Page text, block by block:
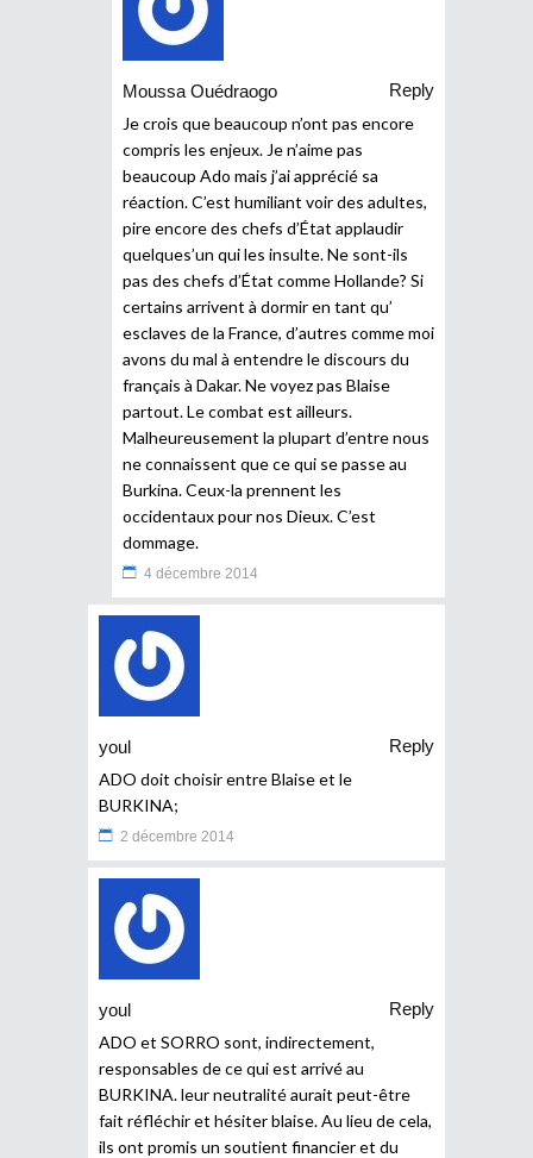
Moussa Ouédraogo
Reply
Je crois que beaucoup n’ont pas encore
compris les enjeux. Je n’aime pas
beaucoup Ado mais j’ai apprécié sa
réaction. C’est humiliant voir des adultes,
pire encore des chefs d’État applaudir
quelques’un qui les insulte. Ne sont-ils
pas des chefs d’État comme Hollande? Si
certains arrivent à dormir en tant qu’
esclaves de la France, d’autres comme moi
avons du mal à entendre le discours du
français à Dakar. Ne voyez pas Blaise
partout. Le combat est ailleurs.
Malheureusement la plupart d’entre nous
ne connaissent que ce qui se passe au
Burkina. Ceux-la prennent les
occidentaux pour nos Dieux. C’est
dommage.
4 décembre 2014
youl
Reply
ADO doit choisir entre Blaise et le
BURKINA;
2 décembre 2014
youl
Reply
ADO et SORRO sont, indirectement,
responsables de ce qui est arrivé au
BURKINA. leur neutralité aurait peut-être
fait réfléchir et hésiter blaise. Au lieu de cela,
ils ont promis un soutient financier et du